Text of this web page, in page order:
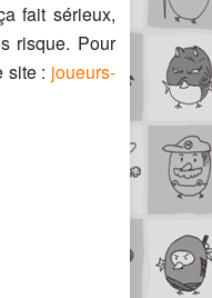
fait sérieux,
risque. Pour
site : joueurs-